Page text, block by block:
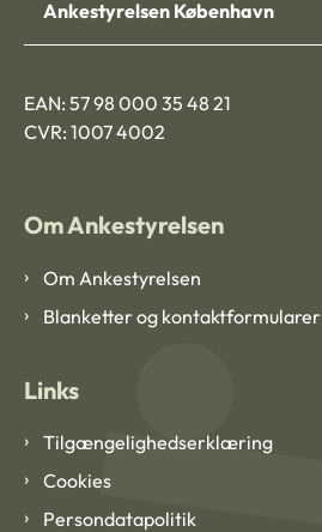
Ankestyrelsen København
EAN: 57 98 000 35 48 21
CVR: 1007 4002
Om Ankestyrelsen
Om Ankestyrelsen
Blanketter og kontaktformularer
Links
Tilgængelighedserklæring
Cookies
Persondatapolitik